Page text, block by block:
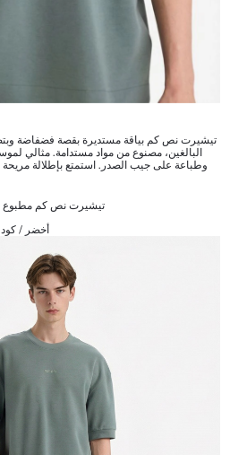
تيشيرت نص كم بياقة مستديرة بقصة فضفاضة
البالغين، مصنوع من مواد مستدامة. مثالي
وطباعة على جيب الصدر. استمتع بإطلالة مريحة
تيشيرت نص كم مطبوع
أخضر / كود